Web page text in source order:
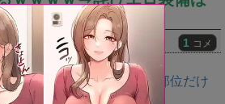
1 コメ
してダブルインパクト２部位だけ